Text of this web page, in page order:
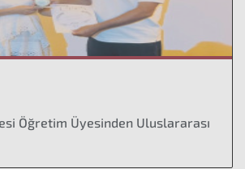
Öğretim Üyesinden Uluslararası